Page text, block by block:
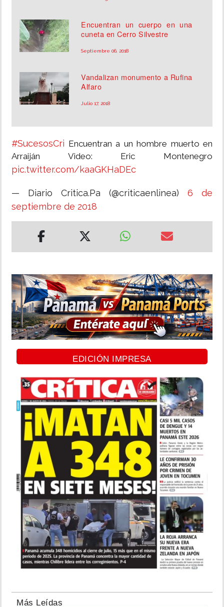
Encuentran un cuerpo en una
cuneta en Cerro Silvestre
Septiembre 06, 2018
Vandalizan monumento a Rufina
Alfaro
Julio 17, 2018
#SucesosCri Encuentran a un hombre muerto en
Arraiján Video: Eric Montenegro
pic.twitter.com/kaaGKHaDEc
— Diario Critica.Pa (@criticaenlinea) 6 de
septiembre de 2018
EDICIÓN IMPRESA
Más Leídas